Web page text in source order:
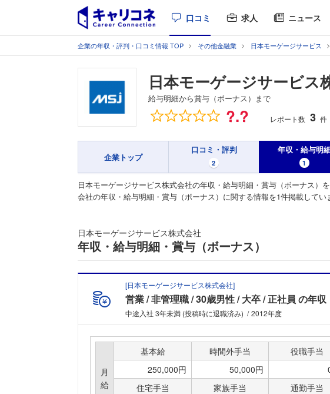
口コミ 求人 ニュース
企業の年収・評判・口コミ情報 TOP その他金融業 日本モーゲージサービス
日本モーゲージサービス
給与明細から賞与（ボーナス）まで
総合評価 ?.? レポート数 3 件
企業トップ
口コミ・評判
2
年収・給与明
1
日本モーゲージサービス株式会社の年収・給与明細・賞与（ボーナス
会社の年収・給与明細・賞与（ボーナス）に関する情報を1件掲載して
日本モーゲージサービス株式会社
年収・給与明細・賞与（ボーナス）
[日本モーゲージサービス株式会社]
営業 非管理職 30歳男性 大卒 正社員 の年収
中途入社 3年未満 (投稿時に退職済み) 2012年度
月
給
基本給 時間外手当 役職手当
250,000円
50,000円
住宅手当
家族手当 通勤手当